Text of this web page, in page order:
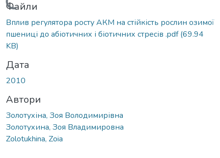
Вантажиться...
Файли
Вплив регулятора росту АКМ на стійкість рослин озимої
пшениці до абіотичних і біотичних стресів .pdf(69.94
KB)
Дата
2010
Автори
Золотухіна, Зоя Володимирівна
Золотухина, Зоя Владимировна
Zolotukhina, Zoia